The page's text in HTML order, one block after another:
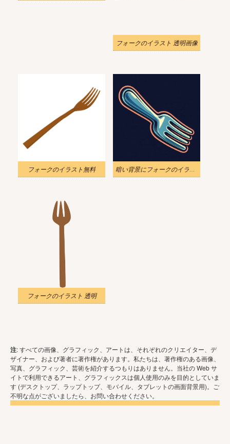
フォークのイラスト 透明画像
フォークのイラスト無料 暗い背景にフォークのイラスト
フォークのイラスト 透明
注: すべての画像、グラフィック、アートは、それぞれのクリエイター、デ
ザイナー、および著者に著作権があります。私たちは、著作権のある画像、
写真、グラフィック、芸術を紹介するつもりはありません。当社の Web サ
イトで利用できるアート、グラフィックスは個人使用のみを目的としていま
す (デスクトップ、ラップトップ、モバイル、タブレットの画面背景用)。ご
不明な点がございましたら、お問い合わせください。